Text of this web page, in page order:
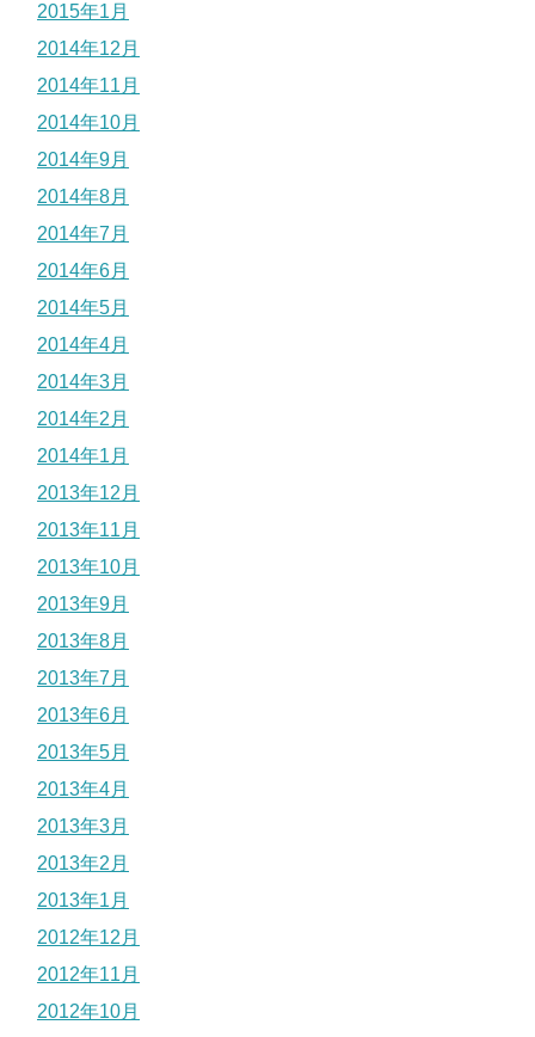
2015年1月
2014年12月
2014年11月
2014年10月
2014年9月
2014年8月
2014年7月
2014年6月
2014年5月
2014年4月
2014年3月
2014年2月
2014年1月
2013年12月
2013年11月
2013年10月
2013年9月
2013年8月
2013年7月
2013年6月
2013年5月
2013年4月
2013年3月
2013年2月
2013年1月
2012年12月
2012年11月
2012年10月